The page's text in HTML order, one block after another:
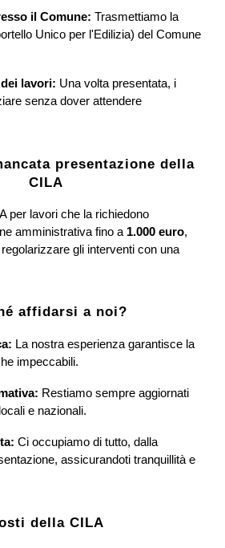
il Comune: Trasmettiamo la
Unico per l'Edilizia) del Comune
lavori: Una volta presentata, i
senza dover attendere
presentazione della
CILA
per lavori che la richiedono
amministrativa fino a 1.000 euro,
gli interventi con una
affidarsi a noi?
La nostra esperienza garantisce la
impeccabili.
Restiamo sempre aggiornati
e nazionali.
Ci occupiamo di tutto, dalla
assicurandoti tranquillità e
della CILA